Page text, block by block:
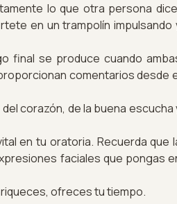
lo que otra persona
en un trampolín impulsando
final se produce cuando
comentarios desde
corazón, de la buena escucha
en tu oratoria. Recuerda que
faciales que pongas
ofreces tu tiempo.